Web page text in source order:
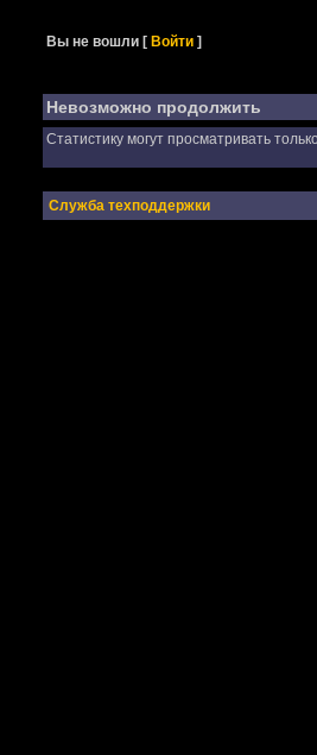
Вы не вошли [Войти ]
Невозможно продолжить
Статистику могут просматривать
Служба техподдержки